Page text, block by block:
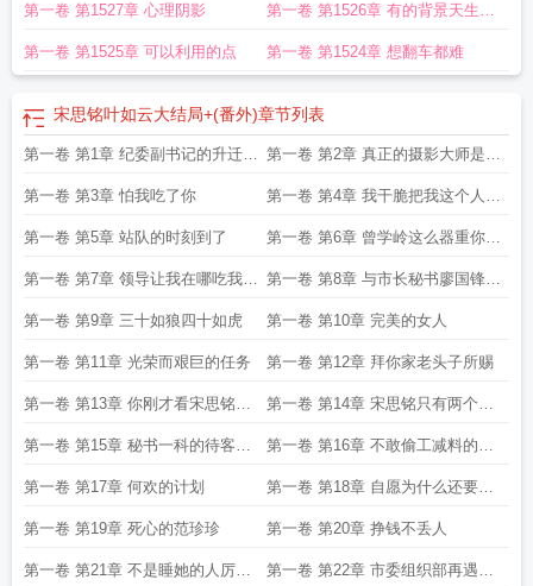
第一卷 第1527章 心理阴影 第一卷 第1526章 有的背景天生就
有有的背景后天开发
第一卷 第1525章 可以利用的点 第一卷 第1524章 想翻车都难
宋思铭叶如云大结局+(番外)章节列表
第一卷 第1章 纪委副书记的升迁秘
诀
第一卷 第2章 真正的摄影大师是曾
书记
第一卷 第3章 怕我吃了你 第一卷 第4章 我干脆把我这个人给
你吧
第一卷 第5章 站队的时刻到了 第一卷 第6章 曾学岭这么器重你就
没有送你点礼物
第一卷 第7章 领导让我在哪吃我就
在哪吃
第一卷 第8章 与市长秘书廖国锋的
赌局
第一卷 第9章 三十如狼四十如虎 第一卷 第10章 完美的女人
第一卷 第11章 光荣而艰巨的任务 第一卷 第12章 拜你家老头子所赐
第一卷 第13章 你刚才看宋思铭的
眼神都拉丝了
第一卷 第14章 宋思铭只有两个结
果
第一卷 第15章 秘书一科的待客之
道
第一卷 第16章 不敢偷工减料的廖
国锋
第一卷 第17章 何欢的计划 第一卷 第18章 自愿为什么还要偷
拍
第一卷 第19章 死心的范珍珍 第一卷 第20章 挣钱不丢人
第一卷 第21章 不是睡她的人厉害 第一卷 第22章 市委组织部再遇叶